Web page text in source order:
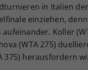
in Italien
einziehen, denn
Koller
(WTA 275)
375) herausfordern